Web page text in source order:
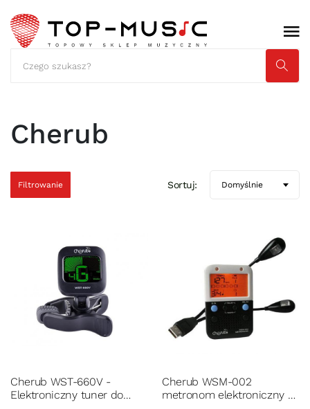
Cherub
Filtrowanie Sortuj: Domyślnie
Cherub WST-660V -
Elektroniczny tuner do
Cherub WSM-002
metronom elektroniczny z